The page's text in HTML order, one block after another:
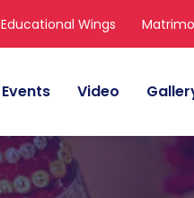
Educational Wings
Events Video